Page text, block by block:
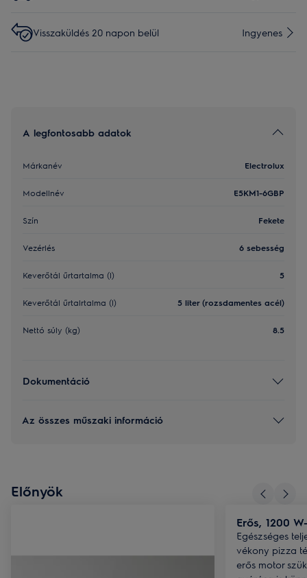
Visszaküldés 20 napon belül Ingyenes
A legfontosabb adatok
Márkanév Electrolux
Modellnév E5KM1-6GBP
Szín Fekete
Vezérlés 6 sebesség
Keverőtál űrtartalma (l) 5
Keverőtál űrtalrtalma (l) 5 liter (rozsdamentes acél)
Nettó súly (kg) 8.5
Dokumentáció
Az összes műszaki információ
Előnyök
Erős, 1200
Egészséges
vékony pizza
erős motor